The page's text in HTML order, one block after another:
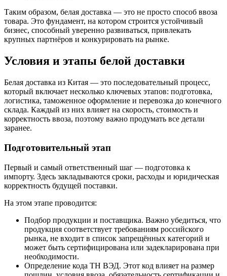
Таким образом, белая доставка — это не просто способ ввоза
товара. Это фундамент, на котором строится устойчивый
бизнес, способный уверенно развиваться, привлекать
крупных партнёров и конкурировать на рынке.
Условия и этапы белой доставки
Белая доставка из Китая — это последовательный процесс,
который включает несколько ключевых этапов: подготовка,
логистика, таможенное оформление и перевозка до конечного
склада. Каждый из них влияет на скорость, стоимость и
корректность ввоза, поэтому важно продумать все детали
заранее.
Подготовительный этап
Первый и самый ответственный шаг — подготовка к
импорту. Здесь закладываются сроки, расходы и юридическая
корректность будущей поставки.
На этом этапе проводится:
Подбор продукции и поставщика. Важно убедиться, что
продукция соответствует требованиям российского
рынка, не входит в список запрещённых категорий и
может быть сертифицирована или задекларирована при
необходимости.
Определение кода ТН ВЭД. Этот код влияет на размер